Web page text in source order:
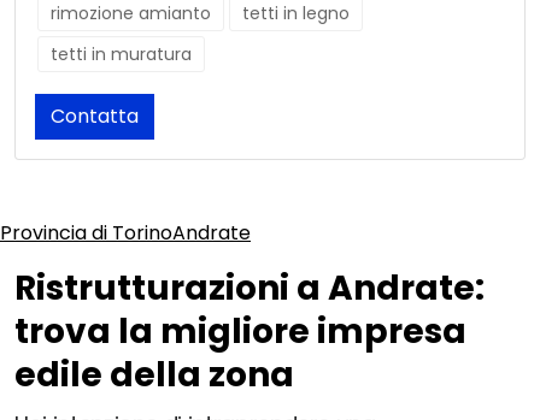
rimozione amianto
tetti in legno
tetti in muratura
Contatta
Provincia di TorinoAndrate
Ristrutturazioni a Andrate:
trova la migliore impresa
edile della zona